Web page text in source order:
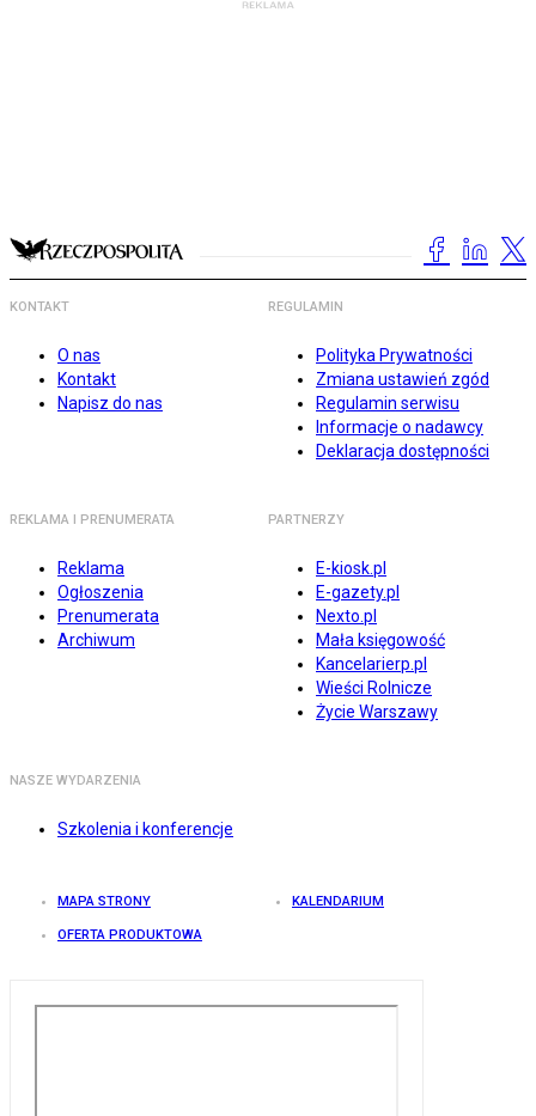
KONTAKT
O nas
Kontakt
Napisz do nas
REGULAMIN
Polityka Prywatności
Zmiana ustawień zgód
Regulamin serwisu
Informacje o nadawcy
Deklaracja dostępności
REKLAMA I PRENUMERATA
Reklama
Ogłoszenia
Prenumerata
Archiwum
PARTNERZY
E-kiosk.pl
E-gazety.pl
Nexto.pl
Mała księgowość
Kancelarierp.pl
Wieści Rolnicze
Życie Warszawy
NASZE WYDARZENIA
Szkolenia i konferencje
MAPA STRONY KALENDARIUM
OFERTA PRODUKTOWA